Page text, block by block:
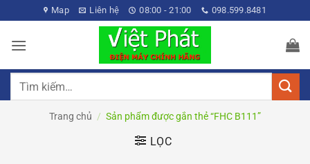
qua
nội
Map Liên hệ 08:00 - 21:00 098.599.8481
Tìm
Trang chủ / Sản phẩm được gắn thẻ “FHC B111”
LỌC